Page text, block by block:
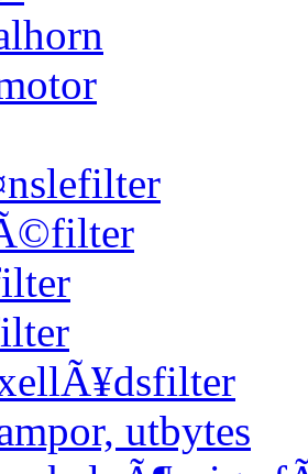
utbytes